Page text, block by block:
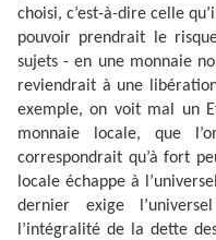
choisi, c’est-à-dire celle
pouvoir prendrait le
sujets - en une monnaie
reviendrait à une
exemple, on voit mal un
monnaie locale, que
correspondrait qu’à fort
locale échappe à
dernier exige
l’intégralité de la dette